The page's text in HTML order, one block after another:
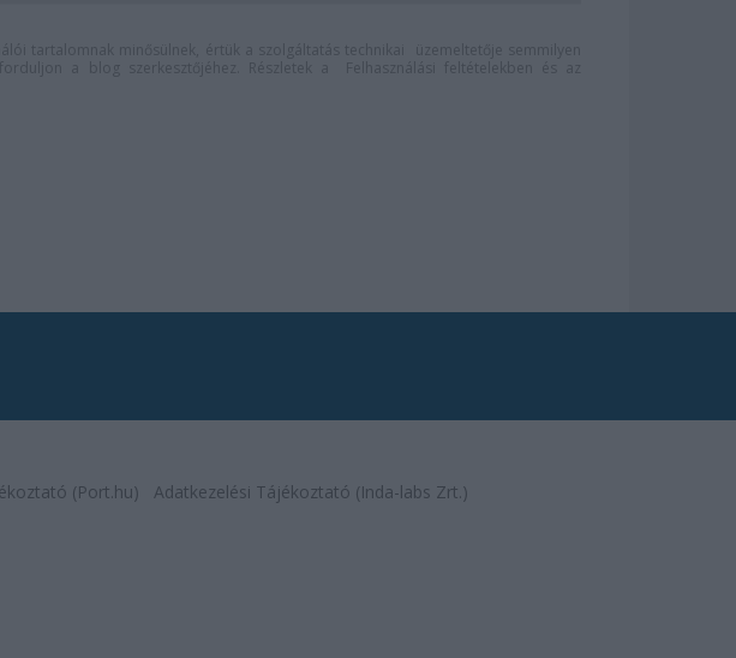
(Port.hu) Adatkezelési Tájékoztató (Inda-labs Zrt.)